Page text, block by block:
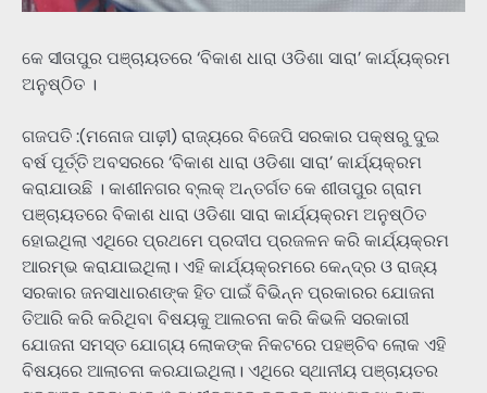
କେ ସୀତାପୁର ପଞ୍ଚାୟତରେ ‘ବିକାଶ ଧାରା ଓଡିଶା ସାରା’ କାର୍ଯ୍ୟକ୍ରମ
ଅନୁଷ୍ଠିତ ।
ଗଜପତି :(ମନୋଜ ପାଢ଼ୀ) ରାଜ୍ୟରେ ବିଜେପି ସରକାର ପକ୍ଷରୁ ଦୁଇ
ବର୍ଷ ପୂର୍ତ୍ତି ଅବସରରେ ‘ବିକାଶ ଧାରା ଓଡିଶା ସାରା’ କାର୍ଯ୍ୟକ୍ରମ
କରାଯାଉଛି । କାଶୀନଗର ବ୍ଲକ୍ ଅନ୍ତର୍ଗତ କେ ଶୀତାପୁର ଗ୍ରାମ
ପଞ୍ଚାୟତରେ ବିକାଶ ଧାରା ଓଡିଶା ସାରା କାର୍ଯ୍ୟକ୍ରମ ଅନୁଷ୍ଠିତ
ହୋଇଥିଲା ଏଥିରେ ପ୍ରଥମେ ପ୍ରଦୀପ ପ୍ରଜଳନ କରି କାର୍ଯ୍ୟକ୍ରମ
ଆରମ୍ଭ କରାଯାଇଥିଲା। ଏହି କାର୍ଯ୍ୟକ୍ରମରେ କେନ୍ଦ୍ର ଓ ରାଜ୍ୟ
ସରକାର ଜନସାଧାରଣଙ୍କ ହିତ ପାଇଁ ବିଭିନ୍ନ ପ୍ରକାରର ଯୋଜନା
ତିଆରି କରି କରିଥିବା ବିଷୟକୁ ଆଲଚନା କରି କିଭଳି ସରକାରୀ
ଯୋଜନା ସମସ୍ତ ଯୋଗ୍ୟ ଲୋକଙ୍କ ନିକଟରେ ପହଞ୍ଚିବ ଲୋକ ଏହି
ବିଷୟରେ ଆଲାଚନା କରଯାଇଥିଲା। ଏଥିରେ ସ୍ଥାନୀୟ ପଞ୍ଚାୟତର